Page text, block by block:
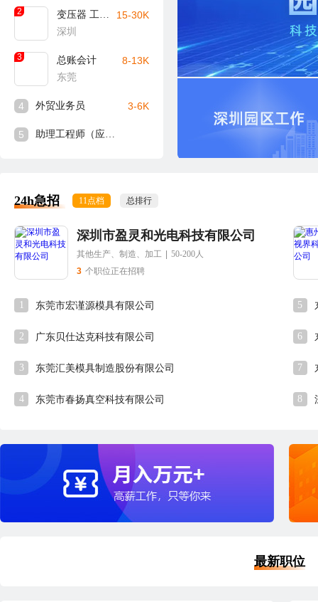
2
变压器 工艺工程师
深圳
15-30K
3
总账会计
东莞
8-13K
4 外贸业务员 3-6K
5 助理工程师（应届生可入）
24h急招 11点档 总排行
深圳市盈灵和光电科技有限公司
其他生产、制造、加工
50-200人
3 个职位正在招聘
1 东莞市宏谨源模具有限公司
2 广东贝仕达克科技有限公司
3 东莞汇美模具制造股份有限公司
4 东莞市春扬真空科技有限公司
5
6
7
8
最新职位